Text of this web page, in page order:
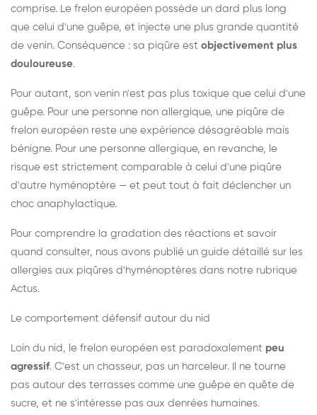
comprise. Le frelon européen possède un dard plus long
que celui d'une guêpe, et injecte une plus grande quantité
de venin. Conséquence : sa piqûre est objectivement plus
douloureuse.
Pour autant, son venin n'est pas plus toxique que celui d'une
guêpe. Pour une personne non allergique, une piqûre de
frelon européen reste une expérience désagréable mais
bénigne. Pour une personne allergique, en revanche, le
risque est strictement comparable à celui d'une piqûre
d'autre hyménoptère — et peut tout à fait déclencher un
choc anaphylactique.
Pour comprendre la gradation des réactions et savoir
quand consulter, nous avons publié un guide détaillé sur les
allergies aux piqûres d'hyménoptères dans notre rubrique
Actus.
Le comportement défensif autour du nid
Loin du nid, le frelon européen est paradoxalement peu
agressif. C'est un chasseur, pas un harceleur. Il ne tourne
pas autour des terrasses comme une guêpe en quête de
sucre, et ne s'intéresse pas aux denrées humaines.